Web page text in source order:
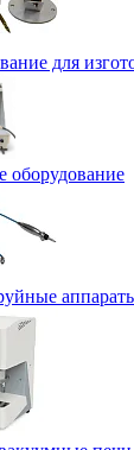
для
оборудование